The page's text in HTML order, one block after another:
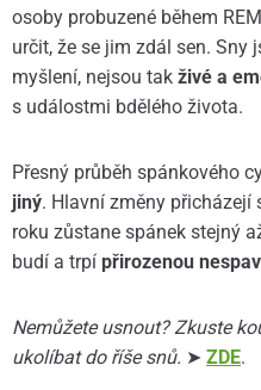
osoby probuzené během
určit, že se jim zdál sen. Sny
myšlení, nejsou tak živé a
s událostmi bdělého života.
Přesný průběh spánkového
jiný. Hlavní změny přicházejí
roku zůstane spánek stejný
budí a trpí přirozenou
Nemůžete usnout? Zkuste
ukolíbat do říše snů. ➤ ZDE.